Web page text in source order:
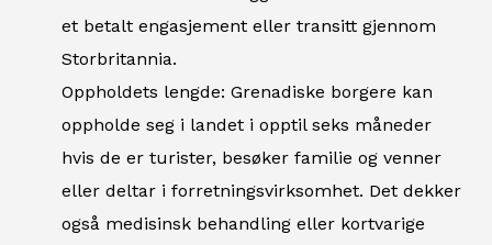
et betalt engasjement eller transitt gjennom
Storbritannia.
Oppholdets lengde: Grenadiske borgere kan
oppholde seg i landet i opptil seks måneder
hvis de er turister, besøker familie og venner
eller deltar i forretningsvirksomhet. Det dekker
også medisinsk behandling eller kortvarige